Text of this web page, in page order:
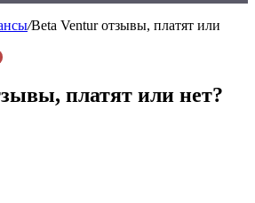
/Beta Ventur отзывы, платят или
платят или нет?